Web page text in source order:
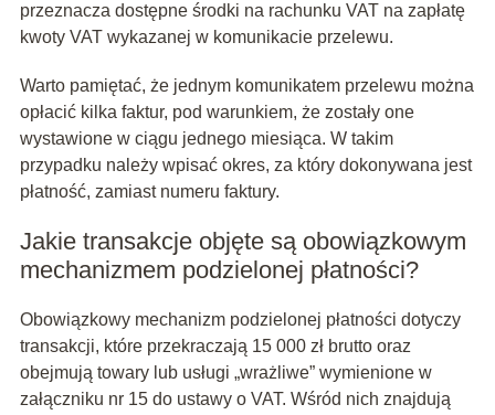
przeznacza dostępne środki na rachunku VAT na zapłatę
kwoty VAT wykazanej w komunikacie przelewu.
Warto pamiętać, że jednym komunikatem przelewu można
opłacić kilka faktur, pod warunkiem, że zostały one
wystawione w ciągu jednego miesiąca. W takim
przypadku należy wpisać okres, za który dokonywana jest
płatność, zamiast numeru faktury.
Jakie transakcje objęte są obowiązkowym
mechanizmem podzielonej płatności?
Obowiązkowy mechanizm podzielonej płatności dotyczy
transakcji, które przekraczają 15 000 zł brutto oraz
obejmują towary lub usługi „wrażliwe” wymienione w
załączniku nr 15 do ustawy o VAT. Wśród nich znajdują